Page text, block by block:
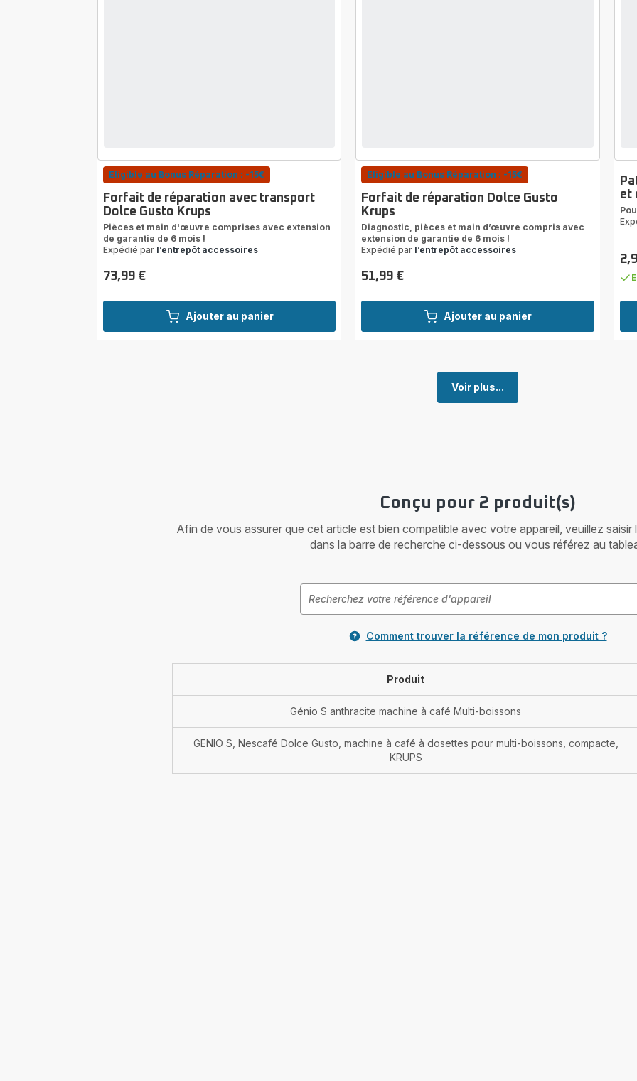
Ajouter au panier
Eligible au Bonus Réparation : -15€
Forfait de réparation avec transport
Dolce Gusto Krups
Pièces et main d'œuvre comprises avec extension
de garantie de 6 mois !
Expédié par l’entrepôt accessoires
Prix
73,99 €
Ajouter au panier
Eligible au Bonus Réparation : -15€
Forfait de réparation Dolce Gusto
Krups
Diagnostic, pièces et main d’œuvre compris avec
extension de garantie de 6 mois !
Expédié par l’entrepôt accessoires
Prix
51,99 €
et
Prix
Voir plus...
Conçu pour 2 produit(s)
Afin de vous assurer que cet article est bien compatible avec votre appareil, veuillez
dans la barre de recherche ci-dessous ou vous référez au
Comment trouver la référence de mon produit ?
Produit
Génio S anthracite machine à café Multi-boissons
GENIO S, Nescafé Dolce Gusto, machine à café à dosettes pour multi-boissons, compacte,
KRUPS